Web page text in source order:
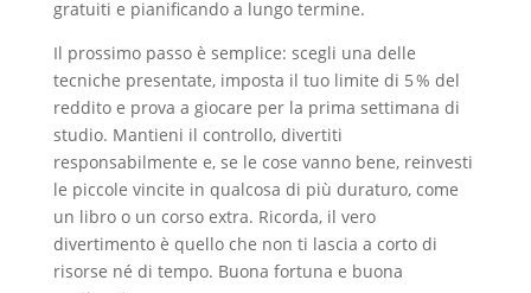
gratuiti e pianificando a lungo termine.
Il prossimo passo è semplice: scegli una delle
tecniche presentate, imposta il tuo limite di 5 % del
reddito e prova a giocare per la prima settimana di
studio. Mantieni il controllo, divertiti
responsabilmente e, se le cose vanno bene, reinvesti
le piccole vincite in qualcosa di più duraturo, come
un libro o un corso extra. Ricorda, il vero
divertimento è quello che non ti lascia a corto di
risorse né di tempo. Buona fortuna e buona